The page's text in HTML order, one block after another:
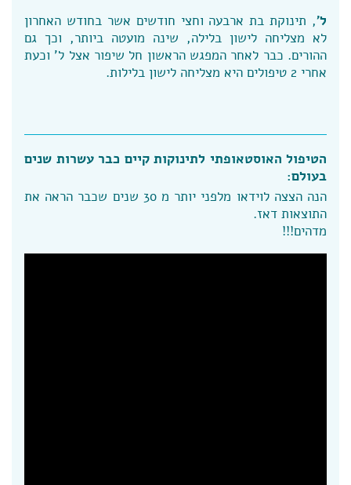
ל', תינוקת בת ארבעה וחצי חודשים אשר בחודש האחרון
לא מצליחה לישון בלילה, שינה מועטה ביותר, וכך גם
ההורים. כבר לאחר המפגש הראשון חל שיפור אצל ל' וכעת
אחרי 2 טיפולים היא מצליחה לישון בלילות.
הטיפול האוסטאופתי לתינוקות קיים כבר עשרות שנים
בעולם:
הנה הצצה לוידאו מלפני יותר מ 30 שנים שכבר הראה את
התוצאות דאז.
מדהים!!!